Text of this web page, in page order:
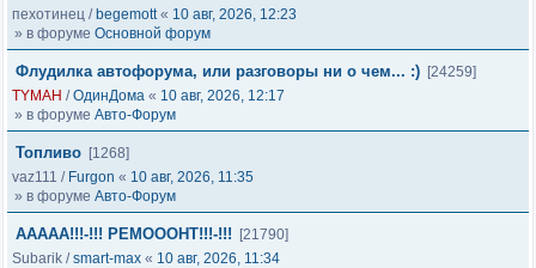
пехотинец / begemott« 10 авг, 2026, 12:23
» в форуме Основной форум
Флудилка автофорума, или разговоры ни о чем... :) [24259]
TYMAH /ОдинДома « 10 авг, 2026, 12:17
» в форуме Авто-Форум
Топливо [1268]
vaz111 / Furgon « 10 авг, 2026, 11:35
» в форуме Авто-Форум
ААААА!!!-!!! РЕМОООНТ!!!-!!!
[21790]
Subarik /smart-max « 10 авг, 2026, 11:34